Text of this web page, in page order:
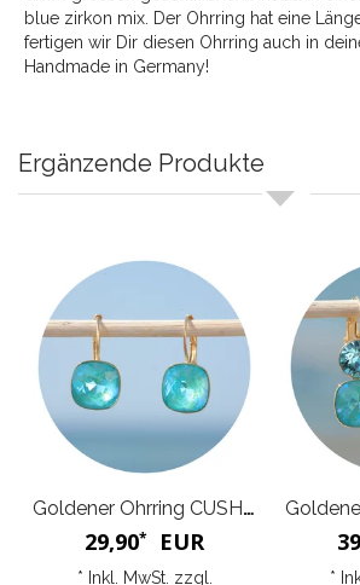
blue zirkon mix. Der Ohrring hat eine
fertigen wir Dir diesen Ohrring auch in
Handmade in Germany!
Ergänzende Produkte
Goldener Ohrring CUSHION
29,90* EUR
* Inkl. MwSt. zzgl.
*